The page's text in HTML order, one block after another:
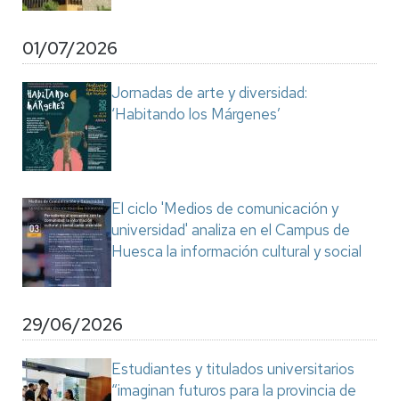
01/07/2026
Jornadas de arte y diversidad:
‘Habitando los Márgenes’
El ciclo 'Medios de comunicación y
universidad' analiza en el Campus de
Huesca la información cultural y social
29/06/2026
Estudiantes y titulados universitarios
“imaginan futuros para la provincia de